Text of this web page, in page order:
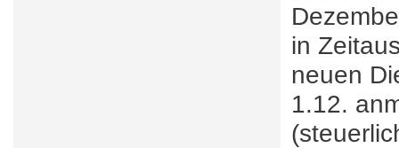
in
neuen
1.12.